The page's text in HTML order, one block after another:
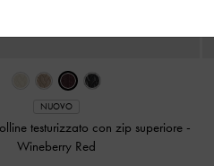
NUOVO
testurizzato con zip superiore -
Wineberry Red